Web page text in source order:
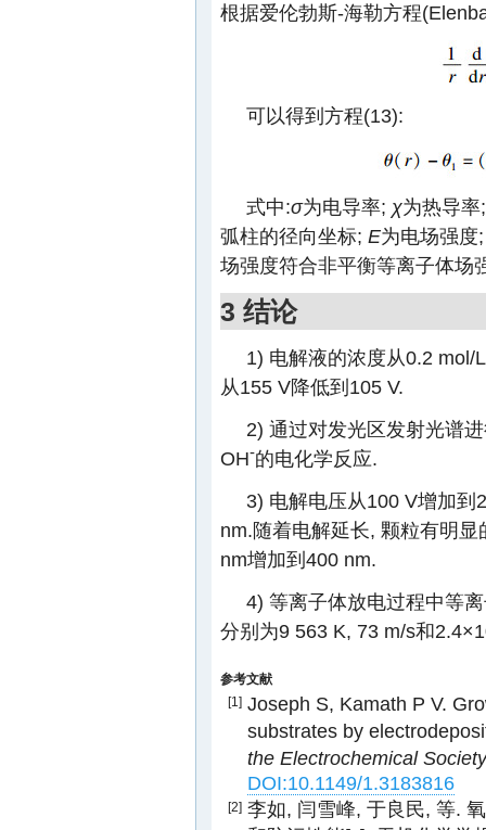
根据爱伦勃斯-海勒方程
可以得到方程(13):
式中:σ为电导率; χ为热导
弧柱的径向坐标; E为电场强
场强度符合非平衡等离子体场
3 结论
1) 电解液的浓度从0.2 mol/
从155 V降低到105 V.
2) 通过对发光区发射光谱
OH-的电化学反应.
3) 电解电压从100 V增加到
nm.随着电解延长, 颗粒有明
nm增加到400 nm.
4) 等离子体放电过程中等
分别为9 563 K, 73 m/s和
参考文献
[1] Joseph S, Kamath P V.
substrates by
the Electrochemical Society
DOI:10.1149/1.3183816
[2] 李如, 闫雪峰, 于良民, 等.